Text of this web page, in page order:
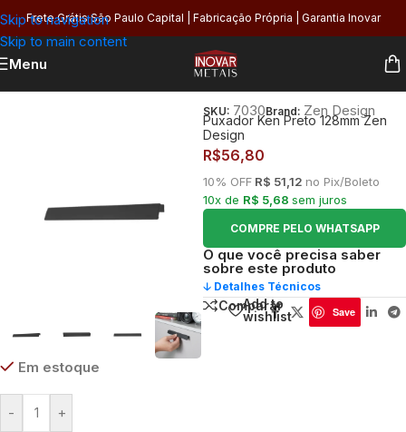
Skip to navigation
Skip to main content
Frete Grátis São Paulo Capital | Fabricação Própria | Garantia Inovar
Menu
Em estoque
- +
SKU: 7030Brand: Zen Design
Puxador Ken Preto 128mm Zen
Design
R$56,80
10% OFF R$ 51,12 no Pix/Boleto
10x de R$ 5,68 sem juros
COMPRE PELO WHATSAPP
O que você precisa saber
sobre este produto
🡣 Detalhes Técnicos
Comparar
Add to
wishlist
Save